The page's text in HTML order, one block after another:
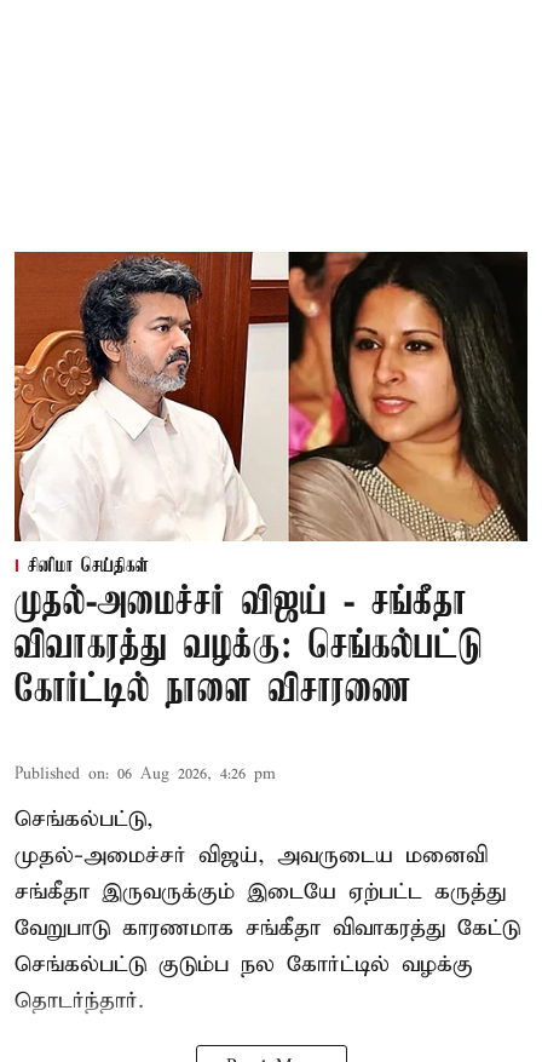
சினிமா செய்திகள்
முதல்-அமைச்சர் விஜய் - சங்கீதா
விவாகரத்து வழக்கு: செங்கல்பட்டு
கோர்ட்டில் நாளை விசாரணை
Published on: 06 Aug 2026, 4:26 pm
செங்கல்பட்டு,
முதல்-அமைச்சர் விஜய், அவருடைய மனைவி
சங்கீதா இருவருக்கும் இடையே ஏற்பட்ட கருத்து
வேறுபாடு காரணமாக சங்கீதா விவாகரத்து கேட்டு
செங்கல்பட்டு குடும்ப நல கோர்ட்டில் வழக்கு
தொடர்ந்தார்.